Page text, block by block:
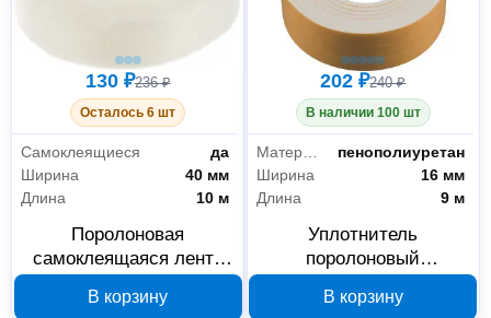
130 ₽236 ₽
Осталось 6 шт
Самоклеящиеся
да
Ширина
40 мм
Длина
10 м
Поролоновая
самоклеящаяся лента
м 40902-40
В корзину
202 ₽240 ₽
В наличии 100 шт
Материал
пенополиуретан
Ширина
16 мм
Длина
9 м
Уплотнитель
поролоновый
бренда 5х16 мм 9 м
В корзину